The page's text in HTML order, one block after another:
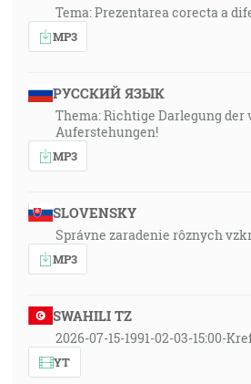
Tema: Prezentarea corecta a
MP3
РУССКИЙ ЯЗЫК
Thema: Richtige Darlegung
Auferstehungen!
MP3
SLOVENSKY
Správne zaradenie rôznych
MP3
SWAHILI TZ
2026-07-15-1991-02-03-15:00-
YT